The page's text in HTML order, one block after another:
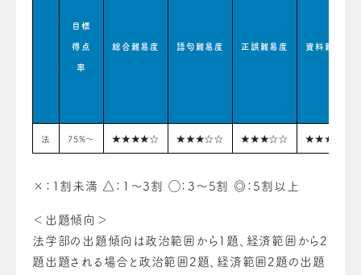
目標
得点
率
総合難易度 語句難易度 正誤難易度 資料難易度
法 75%〜 ★★★★☆ ★★★☆☆ ★★★☆☆ ★★★☆☆
×：1割未満 △：1〜3割 ◯：3〜5割 ◎：5割以上
＜出題傾向＞
法学部の出題傾向は政治範囲から1題、経済範囲から2
題出題される場合と政治範囲2題、経済範囲2題の出題